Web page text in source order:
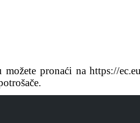
pronaći na https://